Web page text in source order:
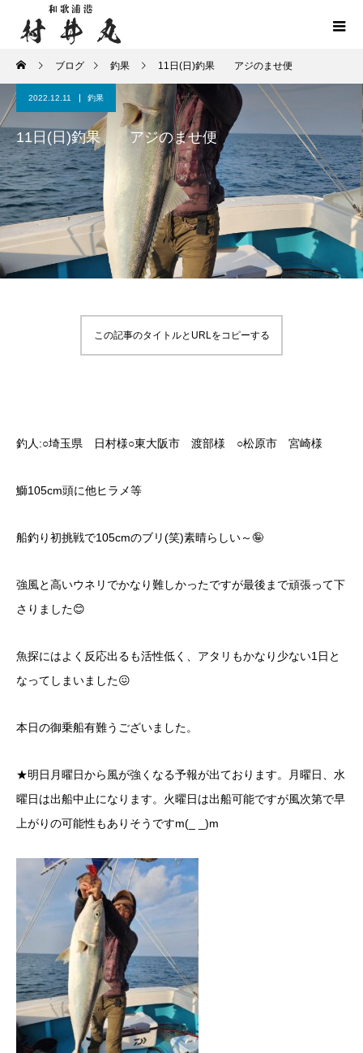
ブログ 釣果 11日(日)釣果 アジのませ便
2022.12.11 釣果
11日(日)釣果 アジのませ便
この記事のタイトルとURLをコピーする
釣人:○埼玉県 日村様○東大阪市 渡部様 ○松原市 宮崎様
鰤105cm頭に他ヒラメ等
船釣り初挑戦で105cmのブリ(笑)素晴らしい～🤪
強風と高いウネリでかなり難しかったですが最後まで頑張って下
さりました😊
魚探にはよく反応出るも活性低く、アタリもかなり少ない1日と
なってしまいました😖
本日の御乗船有難うございました。
★明日月曜日から風が強くなる予報が出ております。月曜日、水
曜日は出船中止になります。火曜日は出船可能ですが風次第で早
上がりの可能性もありそうですm(_ _)m